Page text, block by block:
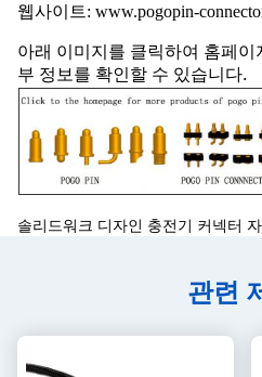
웹사이트: www.pogopin-
아래 이미지를 클릭하여 홈페이
부 정보를 확인할 수 있습니다.
솔리드워크 디자인 충전기 커넥터
관련